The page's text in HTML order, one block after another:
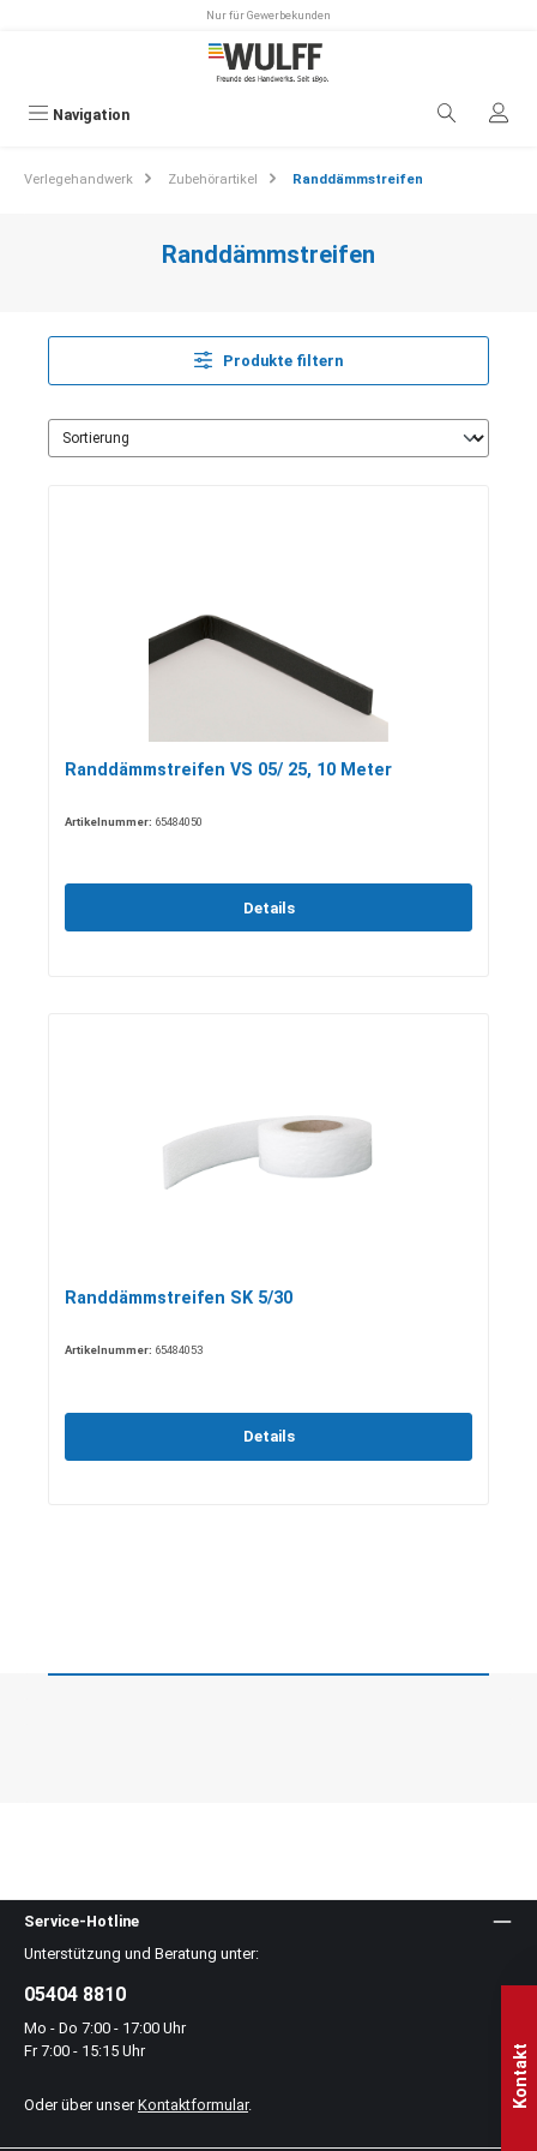
Nur für Gewerbekunden
Navigation
Verlegehandwerk Zubehörartikel Randdämmstreifen
Randdämmstreifen
Produkte filtern
Randdämmstreifen VS 05/ 25, 10 Meter
Artikelnummer: 65484050
Details
Randdämmstreifen SK 5/30
Artikelnummer: 65484053
Details
Service-Hotline
Unterstützung und Beratung unter:
05404 8810
Mo - Do 7:00 - 17:00 Uhr
Fr 7:00 - 15:15 Uhr
Oder über unser Kontaktformular. Kontakt